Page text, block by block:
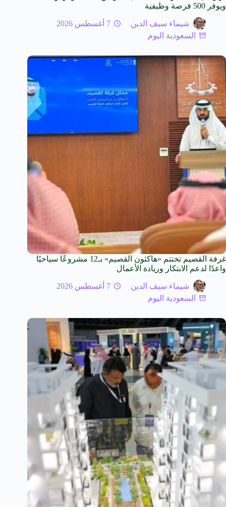
ويوفر 500 فرصة وظيفية
شيماء سيف الدين
7 أغسطس 2026
السعودية اليوم
غرفة القصيم تختتم «هاكثون القصيم» بـ12 مشروعًا سياحيًا
واعدًا لدعم الابتكار وريادة الأعمال
شيماء سيف الدين
7 أغسطس 2026
السعودية اليوم